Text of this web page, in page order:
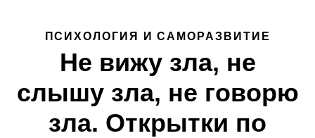
ПСИХОЛОГИЯ И САМОРАЗВИТИЕ
Не вижу зла, не
слышу зла, не говорю
зла. Открытки по